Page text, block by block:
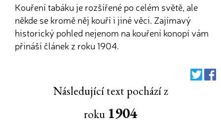
Kouření tabáku je rozšířené po celém světě, ale
někde se kromě něj kouří i jiné věci. Zajímavý
historický pohled nejenom na kouření konopí vám
přináší článek z roku 1904.
Následující text pochází z
roku 1904